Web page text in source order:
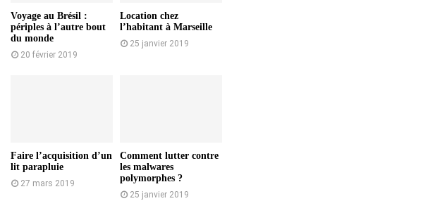
Voyage au Brésil :
périples à l’autre bout
du monde
20 février 2019
Location chez
l’habitant à Marseille
25 janvier 2019
Faire l’acquisition d’un
lit parapluie
27 mars 2019
Comment lutter contre
les malwares
polymorphes ?
25 janvier 2019